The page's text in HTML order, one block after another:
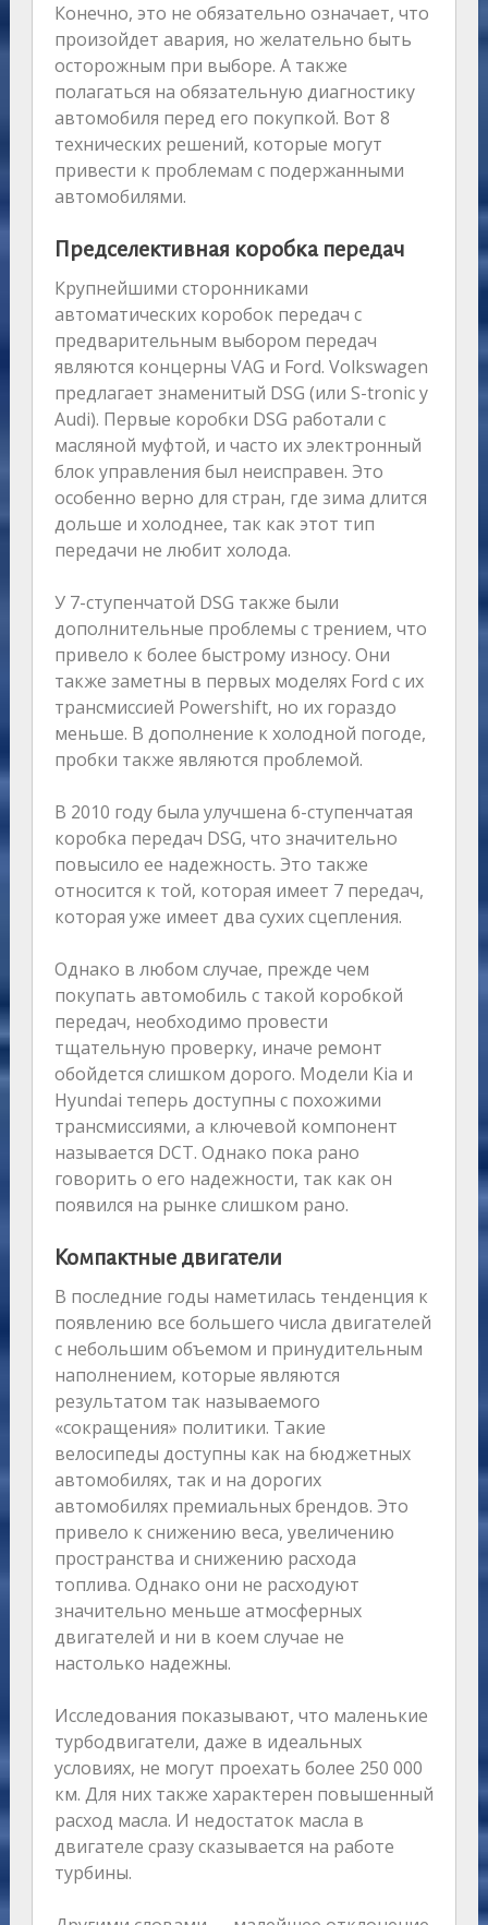
Конечно, это не обязательно означает, что
произойдет авария, но желательно быть
осторожным при выборе. А также
полагаться на обязательную диагностику
автомобиля перед его покупкой. Вот 8
технических решений, которые могут
привести к проблемам с подержанными
автомобилями.
Предселективная коробка передач
Крупнейшими сторонниками
автоматических коробок передач с
предварительным выбором передач
являются концерны VAG и Ford. Volkswagen
предлагает знаменитый DSG (или S-tronic у
Audi). Первые коробки DSG работали с
масляной муфтой, и часто их электронный
блок управления был неисправен. Это
особенно верно для стран, где зима длится
дольше и холоднее, так как этот тип
передачи не любит холода.
У 7-ступенчатой DSG также были
дополнительные проблемы с трением, что
привело к более быстрому износу. Они
также заметны в первых моделях Ford с их
трансмиссией Powershift, но их гораздо
меньше. В дополнение к холодной погоде,
пробки также являются проблемой.
В 2010 году была улучшена 6-ступенчатая
коробка передач DSG, что значительно
повысило ее надежность. Это также
относится к той, которая имеет 7 передач,
которая уже имеет два сухих сцепления.
Однако в любом случае, прежде чем
покупать автомобиль с такой коробкой
передач, необходимо провести
тщательную проверку, иначе ремонт
обойдется слишком дорого. Модели Kia и
Hyundai теперь доступны с похожими
трансмиссиями, а ключевой компонент
называется DCT. Однако пока рано
говорить о его надежности, так как он
появился на рынке слишком рано.
Компактные двигатели
В последние годы наметилась тенденция к
появлению все большего числа двигателей
с небольшим объемом и принудительным
наполнением, которые являются
результатом так называемого
«сокращения» политики. Такие
велосипеды доступны как на бюджетных
автомобилях, так и на дорогих
автомобилях премиальных брендов. Это
привело к снижению веса, увеличению
пространства и снижению расхода
топлива. Однако они не расходуют
значительно меньше атмосферных
двигателей и ни в коем случае не
настолько надежны.
Исследования показывают, что маленькие
турбодвигатели, даже в идеальных
условиях, не могут проехать более 250 000
км. Для них также характерен повышенный
расход масла. И недостаток масла в
двигателе сразу сказывается на работе
турбины.